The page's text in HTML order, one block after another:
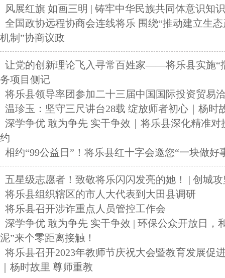
风展红旗 如画三明 | 铸牢中华民族共同体意识知
全国政协远程协商会连线将乐 围绕“推动建立生
机制”协商议政
让党的创新理论飞入寻常百姓家——将乐县实施“
务项目侧记
将乐县领导率团参加二十三届中国国际投资贸易
温珍玉：坚守三尺讲台28载 绽放师者初心｜杨时
深学争优 敢为争先 实干争效｜将乐县深化精准对
约
相约“99公益日”！将乐县红十字会邀您“一块做好
五星级志愿者！致敬将乐闪闪发亮的她！ | 创城
将乐县组织辖区的市人大代表到大田县调研
将乐县召开涉诈重点人员管控工作会
深学争优 敢为争先 实干争效 | 环保公众开放日，
泥”来个零距离接触！
将乐县召开2023年教师节庆祝大会暨教育发展促
｜杨时故里 尊师重教